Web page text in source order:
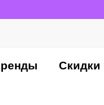
Скидки